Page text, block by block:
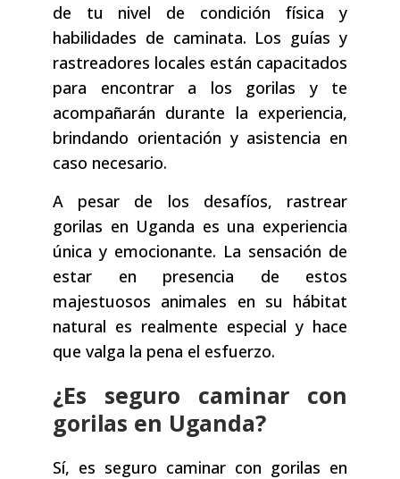
de tu nivel de condición física y
habilidades de caminata. Los guías y
rastreadores locales están capacitados
para encontrar a los gorilas y te
acompañarán durante la experiencia,
brindando orientación y asistencia en
caso necesario.
A pesar de los desafíos, rastrear
gorilas en Uganda es una experiencia
única y emocionante. La sensación de
estar en presencia de estos
majestuosos animales en su hábitat
natural es realmente especial y hace
que valga la pena el esfuerzo.
¿Es seguro caminar con
gorilas en Uganda?
Sí, es seguro caminar con gorilas en